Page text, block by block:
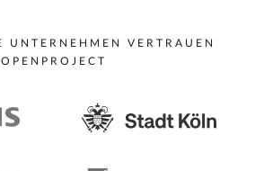
UNTERNEHMEN VERTRAUEN
OPENPROJECT